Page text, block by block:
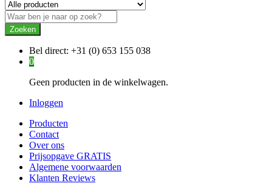
Zoeken
Bel direct: +31 (0) 653 155 038
0
Geen producten in de winkelwagen.
Inloggen
Producten
Contact
Over ons
Prijsopgave GRATIS
Algemene voorwaarden
Klanten Reviews